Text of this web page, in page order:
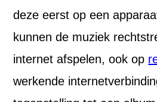
deze eerst op een
kunnen de muziek
internet afspelen, ook op
werkende